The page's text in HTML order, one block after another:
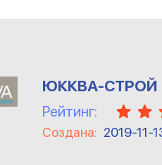
ЮККВА-СТРОЙ
Рейтинг:
Создана: 2019-11-